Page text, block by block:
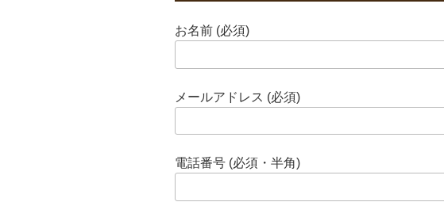
お名前 (必須)
メールアドレス (必須)
電話番号 (必須・半角)